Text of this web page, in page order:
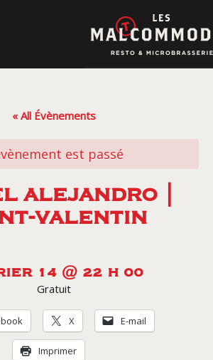
« All Évènements
est passé
ALEJANDRO |
VALENTIN
14 @ 22 H 00
Gratuit
X E-mail
Imprimer